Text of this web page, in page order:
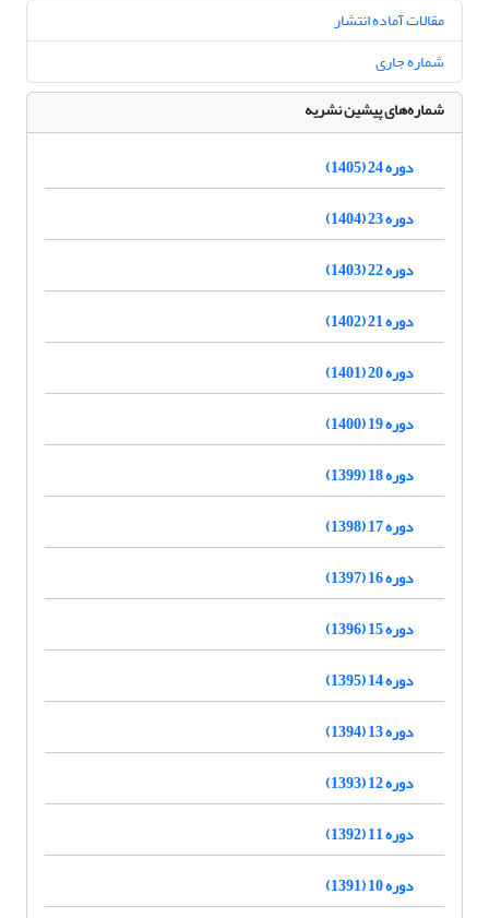
مقالات آماده انتشار
شماره جاری
شماره‌های پیشین نشریه
دوره 24 (1405)
دوره 23 (1404)
دوره 22 (1403)
دوره 21 (1402)
دوره 20 (1401)
دوره 19 (1400)
دوره 18 (1399)
دوره 17 (1398)
دوره 16 (1397)
دوره 15 (1396)
دوره 14 (1395)
دوره 13 (1394)
دوره 12 (1393)
دوره 11 (1392)
دوره 10 (1391)